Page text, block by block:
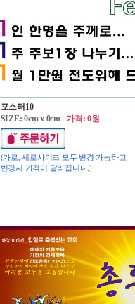
포스터10
SIZE: 0cm x 0cm가격: 0원
(가로, 세로사이즈 모두 변경 가능하고
변경시 가격이 달라집니다.)